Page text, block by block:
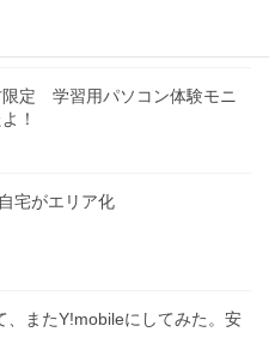
定 学習用パソコン体験モニ
！
宅がエリア化
、またY!mobileにしてみた。安